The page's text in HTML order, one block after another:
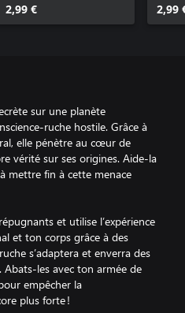
2,99 € 2,99
sur une planète
hostile. Grâce à
elle pénètre au cœur de
vérité sur ses origines. Aide‑la
mettre fin à cette menace
et utilise l’expérience
et ton corps grâce à des
s’adaptera et enverra des
avec ton armée de
empêcher la
plus forte !